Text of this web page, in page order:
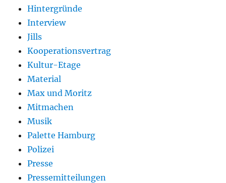
Hintergründe
Interview
Jills
Kooperationsvertrag
Kultur-Etage
Material
Max und Moritz
Mitmachen
Musik
Palette Hamburg
Polizei
Presse
Pressemitteilungen